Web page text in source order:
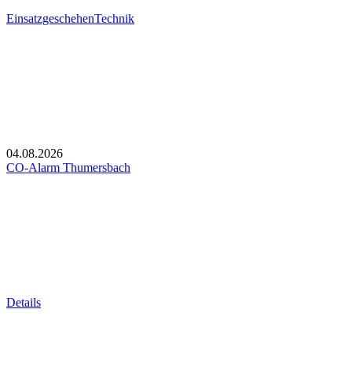
EinsatzgeschehenTechnik
04.08.2026
CO-Alarm Thumersbach
Details